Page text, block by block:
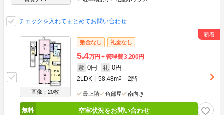
チェックを入れてまとめてお問い合わせ
画像：20枚
敷金なし 礼金なし
5.4万円 管理費3,200円
敷 0円 礼 0円
2LDK 58.48m2 2階
最上階 角部屋 南向き
空室状況をお問い合わせ